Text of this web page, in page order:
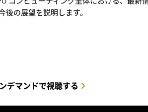
後の展望を説明します。
デマンドで視聴する